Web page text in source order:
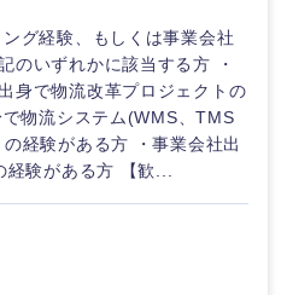
する
グ経験、もしくは事業会社
のいずれかに該当する方 ・
身で物流改革プロジェクトの
物流システム(WMS、TMS
経験がある方 ・事業会社出
験がある方 【歓...